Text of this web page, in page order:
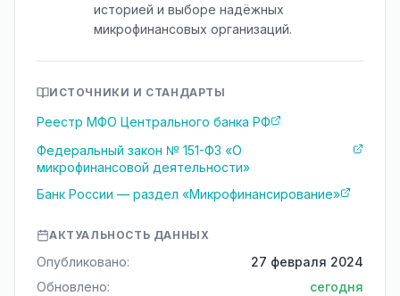
историей и выборе надёжных
микрофинансовых организаций.
ИСТОЧНИКИ И СТАНДАРТЫ
Реестр МФО Центрального банка РФ
Федеральный закон № 151-ФЗ «О
микрофинансовой деятельности»
Банк России — раздел «Микрофинансирование»
АКТУАЛЬНОСТЬ ДАННЫХ
Опубликовано:
27 февраля 2024
Обновлено:
сегодня